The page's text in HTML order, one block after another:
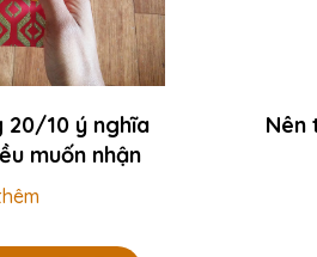
20/10 ý nghĩa
muốn nhận
Nên